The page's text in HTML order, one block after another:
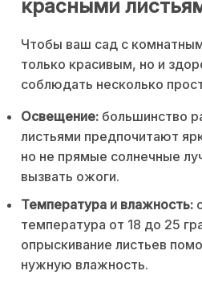
красными
Чтобы ваш сад с
только красивым, но и
соблюдать несколько
Освещение: большинство
листьями предпочитают
но не прямые солнечные
вызвать ожоги.
Температура и влажность:
температура от 18 до 25
опрыскивание листьев
нужную влажность.